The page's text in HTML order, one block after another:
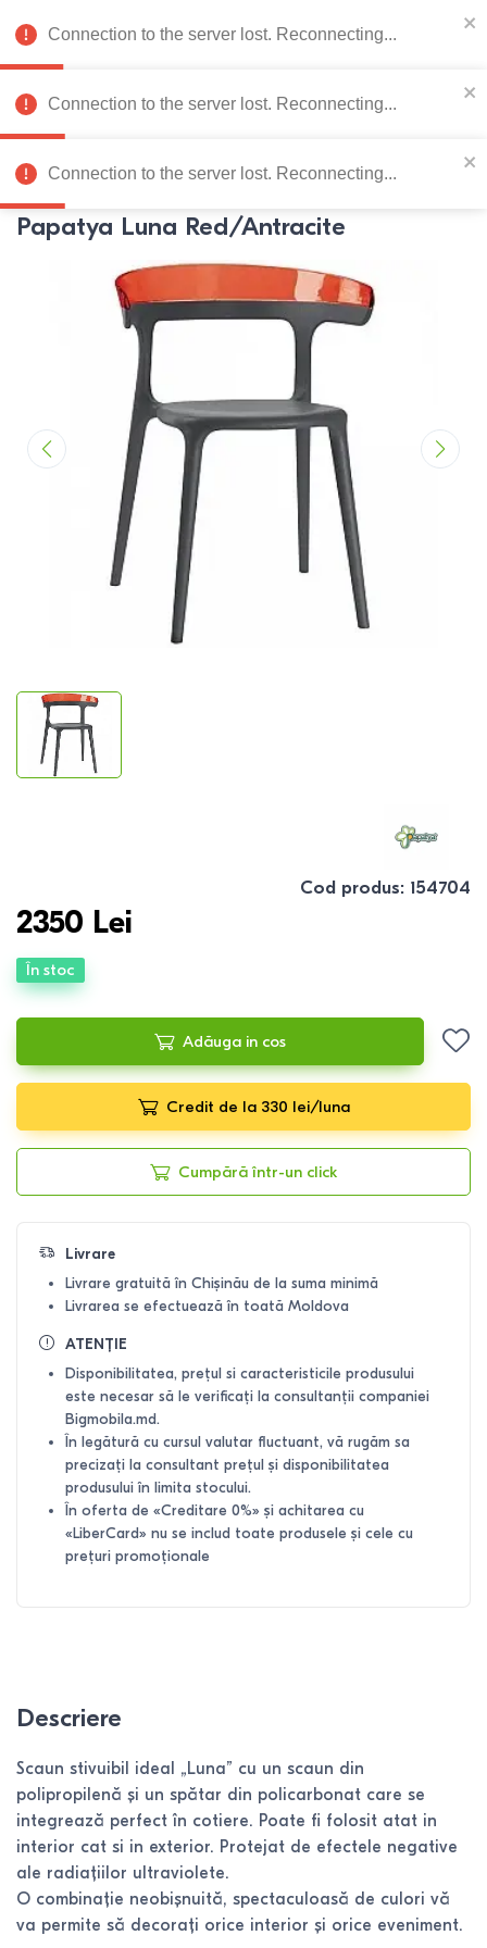
078 222 273 RU
Catalog de produse
0
Pagina principală Mobila de gradina Scaune si fotolii
Papatya Luna Red/Antracite
Cod produs: 154704
2350 Lei
În stoc
Adăuga in cos
Credit de la 330 lei/luna
Cumpără într-un click
Livrare
Livrare gratuită în Chișinău de la suma minimă
Livrarea se efectuează în toată Moldova
ATENȚIE
Disponibilitatea, prețul si caracteristicile produsului
este necesar să le verificați la consultanții companiei
Bigmobila.md.
În legătură cu cursul valutar fluctuant, vă rugăm sa
precizați la consultant prețul și disponibilitatea
produsului în limita stocului.
În oferta de «Creditare 0%» și achitarea cu
«LiberCard» nu se includ toate produsele și cele cu
prețuri promoționale
Descriere
Scaun stivuibil ideal „Luna” cu un scaun din
polipropilenă și un spătar din policarbonat care se
integrează perfect în cotiere. Poate fi folosit atat in
interior cat si in exterior. Protejat de efectele negative
ale radiațiilor ultraviolete.
O combinație neobișnuită, spectaculoasă de culori vă
va permite să decorați orice interior și orice eveniment.
Connection to the server lost. Reconnecting...
Connection to the server lost. Reconnecting...
Connection to the server lost. Reconnecting...